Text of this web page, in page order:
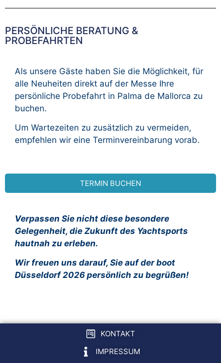
PERSÖNLICHE BERATUNG &
PROBEFAHRTEN
Als unsere Gäste haben Sie die Möglichkeit, für
alle Neuheiten direkt auf der Messe Ihre
persönliche Probefahrt in Palma de Mallorca zu
buchen.
Um Wartezeiten zu zusätzlich zu vermeiden,
empfehlen wir eine Terminvereinbarung vorab.
TERMIN BUCHEN
Verpassen Sie nicht diese besondere
Gelegenheit, die Zukunft des Yachtsports
hautnah zu erleben.
Wir freuen uns darauf, Sie auf der boot
Düsseldorf 2026 persönlich zu begrüßen!
KONTAKT
IMPRESSUM